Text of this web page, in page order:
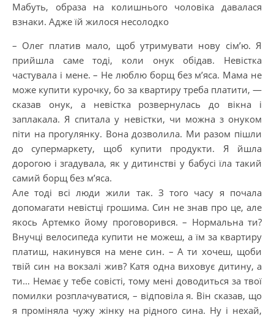
Мабуть, образа на колишнього чоловіка давалася
взнаки. Адже їй жилося несолодко
– Олег платив мало, щоб утримувати нову сім’ю. Я
прийшла саме тоді, коли онук обідав. Невістка
частувала і мене. – Не люблю борщ без м’яса. Мама не
може купити курочку, бо за квартиру треба платити, —
сказав онук, а невістка розвернулась до вікна і
заплакала. Я спитала у невістки, чи можна з онуком
піти на прогулянку. Вона дозволила. Ми разом пішли
до супермаркету, щоб купити продукти. Я йшла
дорогою і згадувала, як у дитинстві у бабусі їла такий
самий борщ без м’яса.
Але тоді всі люди жили так. З того часу я почала
допомагати невістці грошима. Син не знав про це, але
якось Артемко йому проговорився. – Нормальна ти?
Внучці велосипеда купити не можеш, а їм за квартиру
платиш, накинувся на мене син. – А ти хочеш, щоби
твій син на вокзалі жив? Катя одна виховує дитину, а
ти… Немає у тебе совісті, тому мені доводиться за твої
помилки розплачуватися, – відповіла я. Він сказав, що
я проміняла чужу жінку на рідного сина. Ну і нехай,